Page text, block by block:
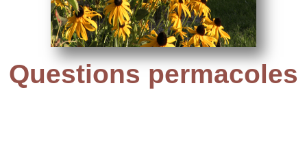
Questions permacoles